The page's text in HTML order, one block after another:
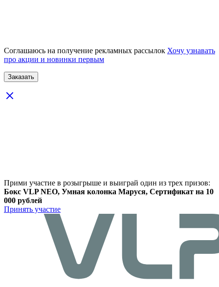
Соглашаюсь на получение рекламных рассылок Хочу узнавать
про акции и новинки первым
Прими участие в розыгрыше и выиграй один из трех призов:
Бокс VLP NEO, Умная колонка Маруся, Сертификат на 10
000 рублей
Принять участие